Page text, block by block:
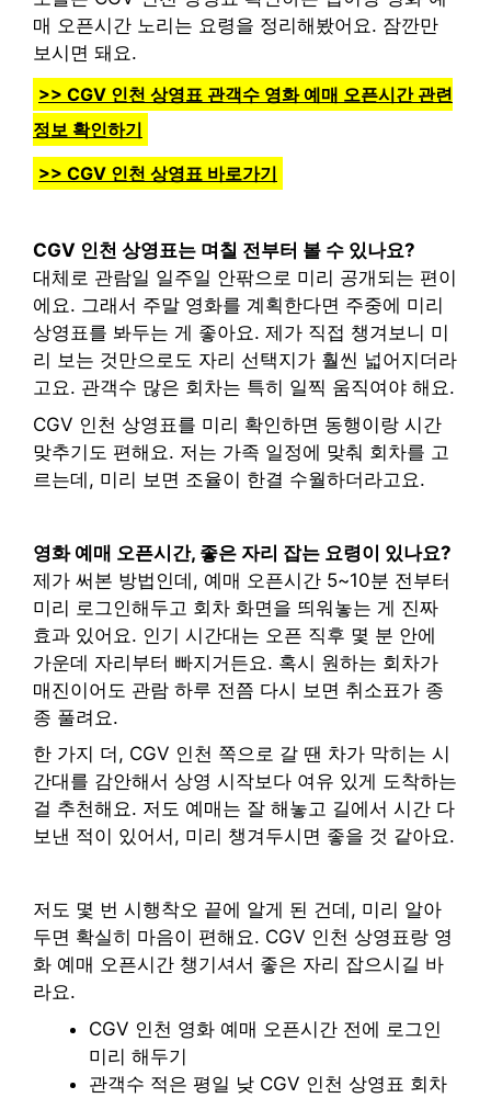
매 오픈시간 노리는 요령을 정리해봤어요. 잠깐만
보시면 돼요.
>> CGV 인천 상영표 관객수 영화 예매 오픈시간 관련
정보 확인하기
>> CGV 인천 상영표 바로가기
CGV 인천 상영표는 며칠 전부터 볼 수 있나요?
대체로 관람일 일주일 안팎으로 미리 공개되는 편이
에요. 그래서 주말 영화를 계획한다면 주중에 미리
상영표를 봐두는 게 좋아요. 제가 직접 챙겨보니 미
리 보는 것만으로도 자리 선택지가 훨씬 넓어지더라
고요. 관객수 많은 회차는 특히 일찍 움직여야 해요.
CGV 인천 상영표를 미리 확인하면 동행이랑 시간
맞추기도 편해요. 저는 가족 일정에 맞춰 회차를 고
르는데, 미리 보면 조율이 한결 수월하더라고요.
영화 예매 오픈시간, 좋은 자리 잡는 요령이 있나요?
제가 써본 방법인데, 예매 오픈시간 5~10분 전부터
미리 로그인해두고 회차 화면을 띄워놓는 게 진짜
효과 있어요. 인기 시간대는 오픈 직후 몇 분 안에
가운데 자리부터 빠지거든요. 혹시 원하는 회차가
매진이어도 관람 하루 전쯤 다시 보면 취소표가 종
종 풀려요.
한 가지 더, CGV 인천 쪽으로 갈 땐 차가 막히는 시
간대를 감안해서 상영 시작보다 여유 있게 도착하는
걸 추천해요. 저도 예매는 잘 해놓고 길에서 시간 다
보낸 적이 있어서, 미리 챙겨두시면 좋을 것 같아요.
저도 몇 번 시행착오 끝에 알게 된 건데, 미리 알아
두면 확실히 마음이 편해요. CGV 인천 상영표랑 영
화 예매 오픈시간 챙기셔서 좋은 자리 잡으시길 바
라요.
CGV 인천 영화 예매 오픈시간 전에 로그인
미리 해두기
관객수 적은 평일 낮 CGV 인천 상영표 회차